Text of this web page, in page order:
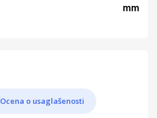
mm
Ocena o usaglašenosti